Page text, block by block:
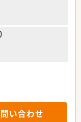
い合わせ